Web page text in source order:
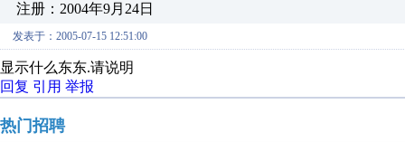
注册：2004年9月24日
发表于：2005-07-15 12:51:00
显示什么东东.请说明
回复 引用 举报
热门招聘